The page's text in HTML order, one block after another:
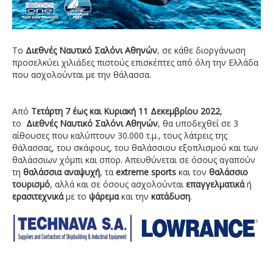
Το Διεθνές Ναυτικό Σαλόνι Αθηνών, σε κάθε διοργάνωση
προσελκύει χιλιάδες πιστούς επισκέπτες από όλη την Ελλάδα
που ασχολούνται με την θάλασσα.
Από Τετάρτη 7 έως και Κυριακή 11 Δεκεμβρίου 2022,
τo Διεθνές Ναυτικό Σαλόνι Αθηνών, θα υποδεχθεί σε 3
αίθουσες που καλύπτουν 30.000 τ.μ., τους λάτρεις της
θάλασσας, του σκάφους, του θαλάσσιου εξοπλισμού και των
θαλάσσιων χόμπι και σπορ. Απευθύνεται σε όσους αγαπούν
τη θαλάσσια αναψυχή, τα extreme sports και τον θαλάσσιο
τουρισμό, αλλά και σε όσους ασχολούνταιεπαγγελματικάή
ερασιτεχνικάμε το ψάρεμακαι την κατάδυση.